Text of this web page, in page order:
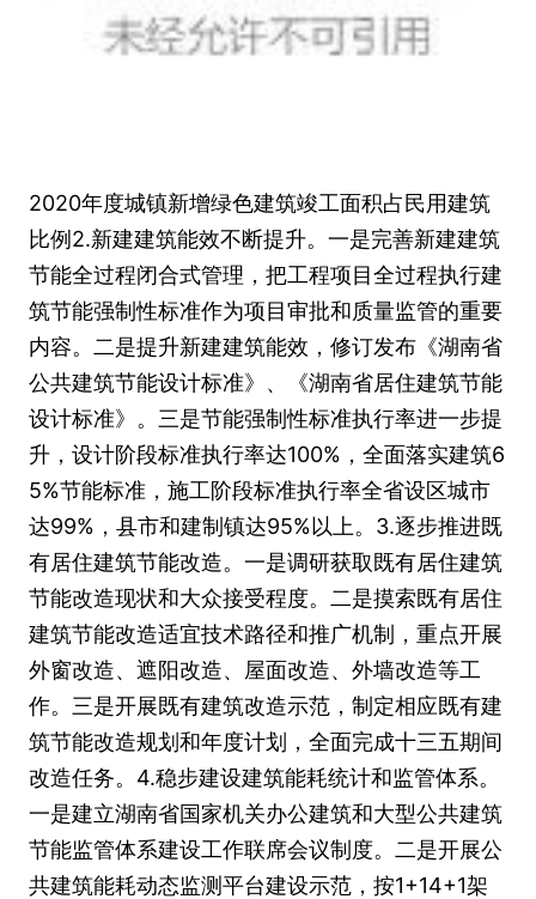
2020年度城镇新增绿色建筑竣工面积占民用建筑
比例2.新建建筑能效不断提升。一是完善新建建筑
节能全过程闭合式管理，把工程项目全过程执行建
筑节能强制性标准作为项目审批和质量监管的重要
内容。二是提升新建建筑能效，修订发布《湖南省
公共建筑节能设计标准》、《湖南省居住建筑节能
设计标准》。三是节能强制性标准执行率进一步提
升，设计阶段标准执行率达100%，全面落实建筑6
5%节能标准，施工阶段标准执行率全省设区城市
达99%，县市和建制镇达95%以上。3.逐步推进既
有居住建筑节能改造。一是调研获取既有居住建筑
节能改造现状和大众接受程度。二是摸索既有居住
建筑节能改造适宜技术路径和推广机制，重点开展
外窗改造、遮阳改造、屋面改造、外墙改造等工
作。三是开展既有建筑改造示范，制定相应既有建
筑节能改造规划和年度计划，全面完成十三五期间
改造任务。4.稳步建设建筑能耗统计和监管体系。
一是建立湖南省国家机关办公建筑和大型公共建筑
节能监管体系建设工作联席会议制度。二是开展公
共建筑能耗动态监测平台建设示范，按1+14+1架